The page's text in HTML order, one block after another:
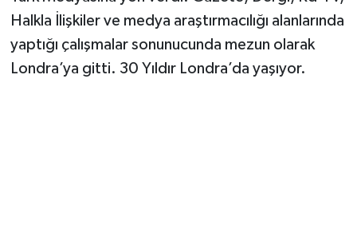
Halkla İlişkiler ve medya araştırmacılığı alanlarında
yaptığı çalışmalar sonunucunda mezun olarak
Londra’ya gitti. 30 Yıldır Londra’da yaşıyor.